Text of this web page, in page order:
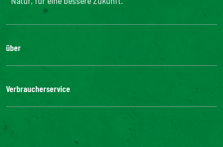
über
Die Gruppe
Bonduelle-Stiftung
Verbraucherservice
FAQ
Kontakt